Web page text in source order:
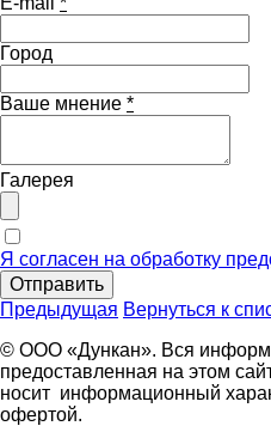
Город
Ваше мнение *
Галерея
Я согласен на обработку
Отправить
Предыдущая Вернуться к
© ООО «Дункан». Вся
предоставленная на этом
носит информационный
офертой.